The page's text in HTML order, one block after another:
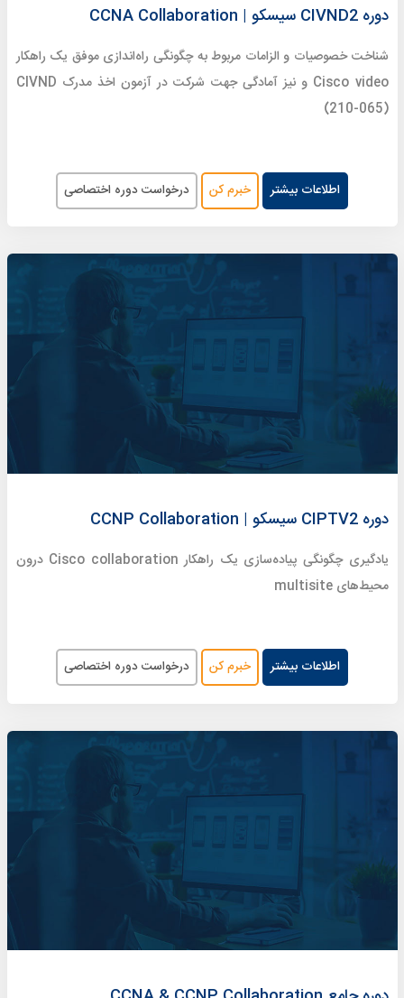
دوره CIVND2 سیسکو | CCNA Collaboration
شناخت خصوصیات و الزامات مربوط به چگونگی راه‌اندازی موفق یک راهکار
Cisco video و نیز آمادگی جهت شرکت در آزمون اخذ مدرک CIVND
(210-065)
اطلاعات بیشتر خبرم کن درخواست دوره اختصاصی
دوره CIPTV2 سیسکو | CCNP Collaboration
یادگیری چگونگی پیاده‌سازی یک راهکار Cisco collaboration درون
محیط‌های multisite
اطلاعات بیشتر خبرم کن درخواست دوره اختصاصی